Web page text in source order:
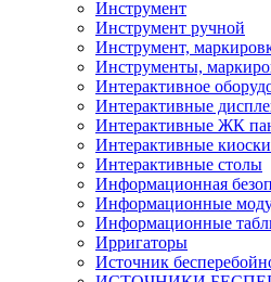
Инструмент
Инструмент ручной
Инструмент,
Инструменты,
Интерактивное
Интерактивные
Интерактивные ЖК
Интерактивные киоски
Интерактивные столы
Информационная
Информационные
Информационные
Ирригаторы
Источник